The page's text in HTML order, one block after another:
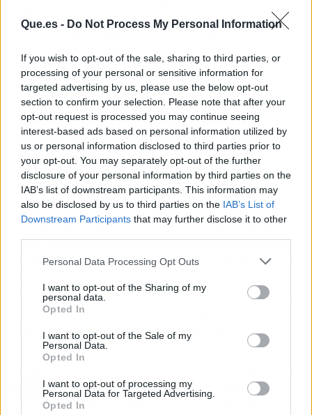
Que.es - Do Not Process My Personal Information
If you wish to opt-out of the sale, sharing to third parties, or
processing of your personal or sensitive information for
targeted advertising by us, please use the below opt-out
section to confirm your selection. Please note that after your
opt-out request is processed you may continue seeing
interest-based ads based on personal information utilized by
us or personal information disclosed to third parties prior to
your opt-out. You may separately opt-out of the further
disclosure of your personal information by third parties on the
IAB’s list of downstream participants. This information may
also be disclosed by us to third parties on the IAB’s List of
Downstream Participants that may further disclose it to other
Personal Data Processing Opt Outs
I want to opt-out of the Sharing of my
personal data.
Opted In
I want to opt-out of the Sale of my
Personal Data.
Opted In
I want to opt-out of processing my
Personal Data for Targeted Advertising.
Opted In
también ha demandado al fabricante del
millones de dólares.
Sin ranking y partiendo desde lo más bajo,
Simona Halep continúo entrenando y
celebro la resolución comunicada por el
TAS este martes . "Mi fe en el proceso fue
desafiada por las acusaciones escandalosas y
los recursos aparentemente ilimitados en mi
contra. Estoy ansiosa por regresar al circuito",
declara la tenista. "A lo largo de este desafiante
viaje, mi creencia inquebrantable en la verdad
y los principios de la justicia han sido mi guía. A
oposición, mi espíritu ha permanecido optimista
y arraigado en la convicción de ser una
deportista íntegra", concluye Halep.
El entorno de Khabib a
por Topuria: “para cada
Rafa Nadal mete miedo
en Indian Wells